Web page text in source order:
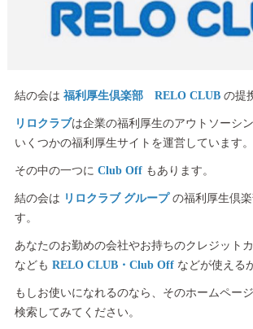
結の会は 福利厚生倶楽部 RELO CLUBの提
リロクラブは企業の福利厚生のアウトソーシ
いくつかの福利厚生サイトを運営しています。
その中の一つに Club Offもあります。
結の会は リロクラブ グループ の福利厚生倶
す。
あなたのお勤めの会社やお持ちのクレジット
なども RELO CLUB・Club Offなどが使える
もしお使いになれるのなら、そのホームペー
検索してみてください。